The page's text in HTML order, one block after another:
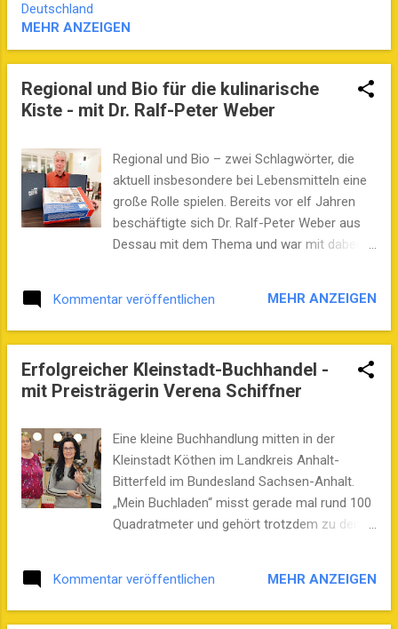
aller Welt und amüsanten Anekdoten und
Geschichten. Zubereitet wird der
Heiligabend-Klassiker: Kartoffelsalat mit
Würstchen. Das Team des Sachsen-Anhalt
Podcast wünscht beste Unterhaltung, guten
Deutschland
MEHR ANZEIGEN
Regional und Bio für die kulinarische
Kiste - mit Dr. Ralf-Peter Weber
Regional und Bio – zwei Schlagwörter, die
aktuell insbesondere bei Lebensmitteln eine
große Rolle spielen. Bereits vor elf Jahren
beschäftigte sich Dr. Ralf-Peter Weber aus
Dessau mit dem Thema und war mit dabei
Portfolio besteht bereits aus über 300
Produkten. Bei der Gründung gehörte
Anhalt Podcast unterhält sich Ralf-Peter
Weber mit Podcast-Host Stefan B. Westphal
Ebenso werden die „Kulinarischen Sterne
Sachsen-Anhalt“ eine Rolle spielen, denn
Weber steckt als Staatssekretär im
Ministerium für Umwelt, Landwirtschaft und
Energie mitten im Thema.
Kommentar veröffentlichen MEHR ANZEIGEN
Erfolgreicher Kleinstadt-Buchhandel -
mit Preisträgerin Verena Schiffner
Eine kleine Buchhandlung mitten in der
Kleinstadt Köthen im Landkreis Anhalt-
Bitterfeld im Bundesland Sachsen-Anhalt.
„Mein Buchladen“ misst gerade mal rund 100
Quadratmeter und gehört trotzdem zu den
Deutschen Buchhandlungspreis 2020
erhalten. Das gelingt nicht ohne
Kommentar veröffentlichen MEHR ANZEIGEN